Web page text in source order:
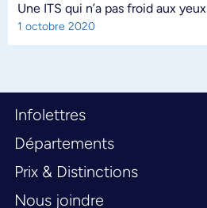
Une ITS qui n’a pas froid aux yeux
1 octobre 2020
Infolettres
Départements
Prix & Distinctions
Nous joindre